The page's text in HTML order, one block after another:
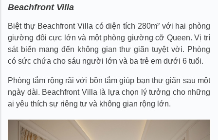
Beachfront Villa
Biệt thự Beachfront Villa có diện tích 280m² với hai phòng
giường đôi cực lớn và một phòng giường cỡ Queen. Vị trí
sát biển mang đến không gian thư giãn tuyệt vời. Phòng
có sức chứa cho sáu người lớn và ba trẻ em dưới 6 tuổi.
Phòng tắm rộng rãi với bồn tắm giúp bạn thư giãn sau một
ngày dài. Beachfront Villa là lựa chọn lý tưởng cho những
ai yêu thích sự riêng tư và không gian rộng lớn.